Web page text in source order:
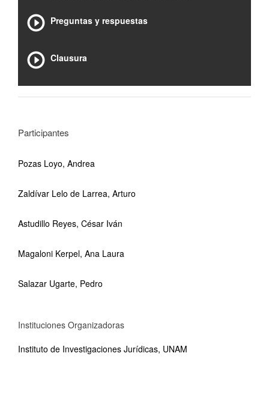
Preguntas y respuestas
Clausura
Participantes
Pozas Loyo, Andrea
Zaldívar Lelo de Larrea, Arturo
Astudillo Reyes, César Iván
Magaloni Kerpel, Ana Laura
Salazar Ugarte, Pedro
Instituciones Organizadoras
Instituto de Investigaciones Jurídicas, UNAM